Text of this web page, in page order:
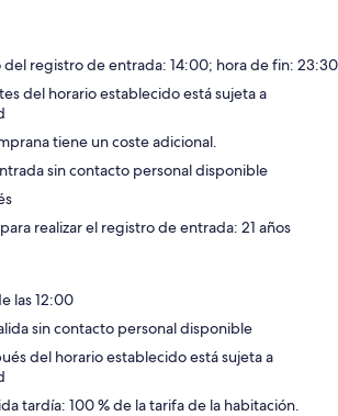
del registro de entrada: 14:00; hora de fin: 23:30
del horario establecido está sujeta a
tiene un coste adicional.
sin contacto personal disponible
realizar el registro de entrada: 21 años
las 12:00
sin contacto personal disponible
del horario establecido está sujeta a
tardía: 100 % de la tarifa de la habitación.